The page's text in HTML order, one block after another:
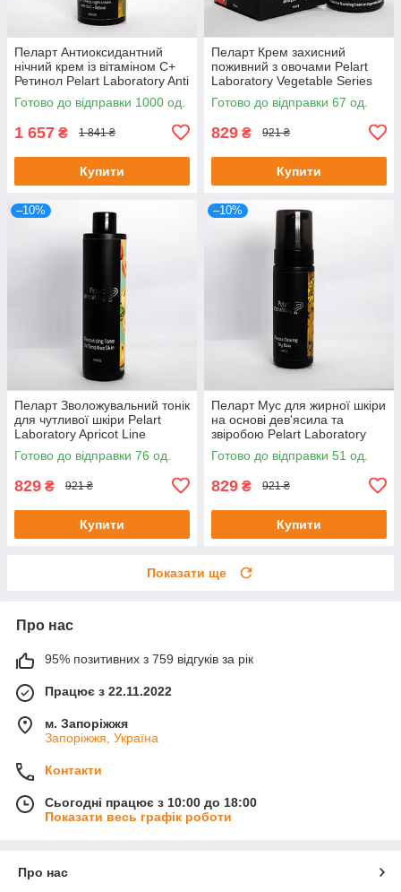
Пеларт Антиоксидантний
нічний крем із вітаміном C+
Ретинол Pelart Laboratory Anti
— Stress Night Cream With Vit
Готово до відправки 1000 од.
1 657 ₴ 1 841 ₴
Купити
Пеларт Крем захисний
поживний з овочами Pelart
Laboratory Vegetable Series
Protective Nourishing Cream
50 м
Готово до відправки 67 од.
829 ₴ 921 ₴
Купити
–10%
Пеларт Зволожувальний тонік
для чутливої шкіри Pelart
Laboratory Apricot Line
Moisturizing Toner, 250 мл
Готово до відправки 76 од.
829 ₴ 921 ₴
Купити
–10%
Пеларт Мус для жирної шкіри
на основі дев'ясила та
звіробою Pelart Laboratory
Inula Line Mousse, 180 мл
Готово до відправки 51 од.
829 ₴ 921 ₴
Купити
Показати ще
Про нас
95% позитивних з 759 відгуків за рік
Працює з 22.11.2022
м. Запоріжжя
Запоріжжя, Україна
Контакти
Сьогодні працює з 10:00 до 18:00
Показати весь графік роботи
Про нас